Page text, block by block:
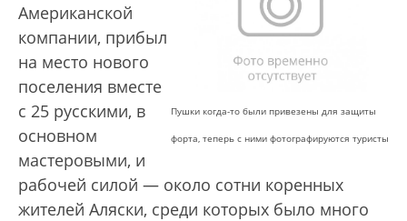
Пушки когда-то были привезены для защиты
форта, теперь с ними фотографируются туристы
Американской
компании, прибыл
на место нового
поселения вместе
с 25 русскими, в
основном
мастеровыми, и
рабочей силой — около сотни коренных
жителей Аляски, среди которых было много